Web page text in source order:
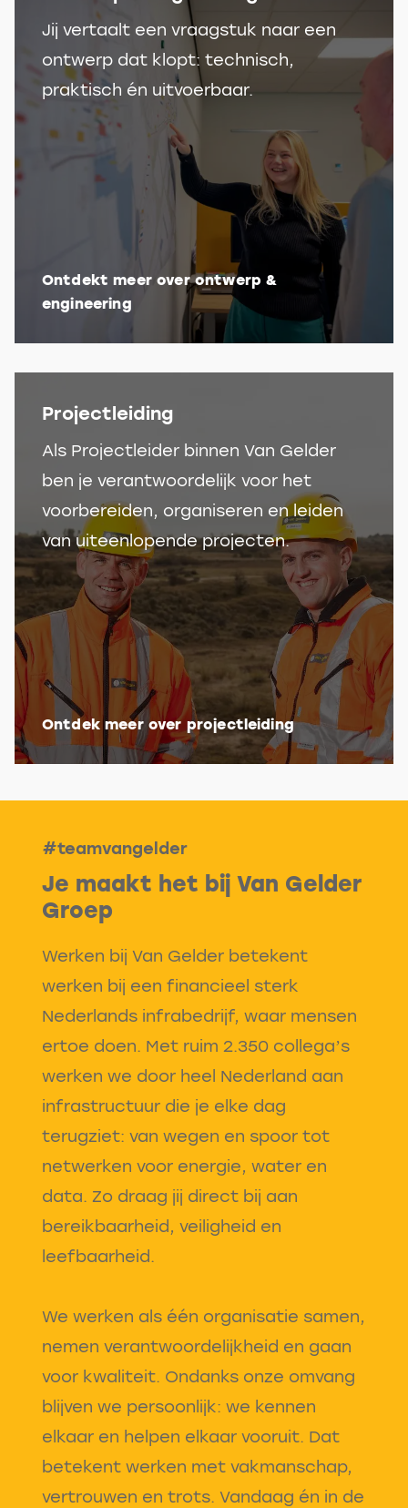
Jij vertaalt een vraagstuk naar een
ontwerp dat klopt: technisch,
praktisch én uitvoerbaar.
Ontdekt meer over ontwerp &
engineering
Projectleiding
Als Projectleider binnen Van Gelder
ben je verantwoordelijk voor het
voorbereiden, organiseren en leiden
van uiteenlopende projecten.
Ontdek meer over projectleiding
#teamvangelder
Je maakt het bij Van Gelder
Groep
Werken bij Van Gelder betekent
werken bij een financieel sterk
Nederlands infrabedrijf, waar mensen
ertoe doen. Met ruim 2.350 collega’s
werken we door heel Nederland aan
infrastructuur die je elke dag
terugziet: van wegen en spoor tot
netwerken voor energie, water en
data. Zo draag jij direct bij aan
bereikbaarheid, veiligheid en
leefbaarheid.
We werken als één organisatie samen,
nemen verantwoordelijkheid en gaan
voor kwaliteit. Ondanks onze omvang
blijven we persoonlijk: we kennen
elkaar en helpen elkaar vooruit. Dat
betekent werken met vakmanschap,
vertrouwen en trots. Vandaag én in de